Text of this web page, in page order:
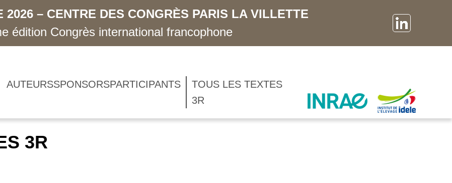
2026 – CENTRE DES CONGRÈS PARIS LA VILLETTE
édition Congrès international francophone
AUTEURSSPONSORSPARTICIPANTS
TOUS LES TEXTES
3R
3R